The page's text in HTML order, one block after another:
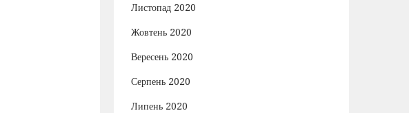
Листопад 2020
Жовтень 2020
Вересень 2020
Серпень 2020
Липень 2020